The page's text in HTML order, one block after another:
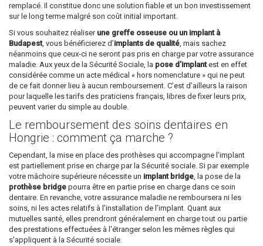
remplacé. Il constitue donc une solution fiable et un bon investissement
sur le long terme malgré son coût initial important.
Si vous souhaitez réaliser une greffe osseuse ou un implant à
Budapest, vous bénéficierez d’implants de qualité , mais sachez
néanmoins que ceux-ci ne seront pas pris en charge par votre assurance
maladie. Aux yeux de la Sécurité Sociale, la pose d’implantest en effet
considérée comme un acte médical « hors nomenclature » qui ne peut
de ce fait donner lieu à aucun remboursement. C’est d’ailleurs la raison
pour laquelle les tarifs des praticiens français, libres de fixer leurs prix,
peuvent varier du simple au double.
Le remboursement des soins dentaires en
Hongrie : comment ça marche ?
Cependant, la mise en place des prothèses qui accompagne l’implant
est partiellement prise en charge par la Sécurité sociale. Si par exemple
votre mâchoire supérieure nécessite un implant bridge , la pose de la
prothèse bridge pourra être en partie prise en charge dans ce soin
dentaire. En revanche, votre assurance maladie ne remboursera ni les
soins, ni les actes relatifs à l’installation de l’implant. Quant aux
mutuelles santé, elles prendront généralement en charge tout ou partie
des prestations effectuées à l'étranger selon les mêmes règles qui
s'appliquent à la Sécurité sociale.